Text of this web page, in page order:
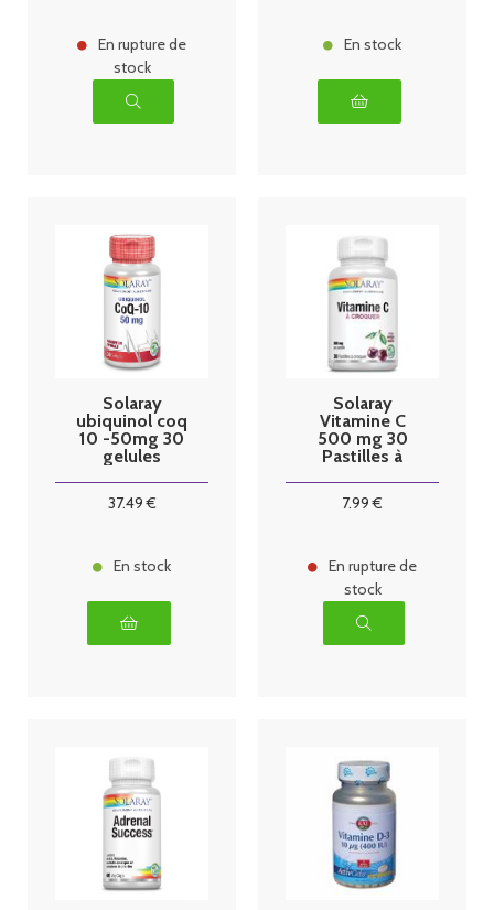
En rupture de
stock
En stock
Solaray
ubiquinol coq
10 -50mg 30
gelules
37.49€
En stock
Solaray
Vitamine C
500 mg 30
Pastilles à
7.99 €
En rupture de
stock